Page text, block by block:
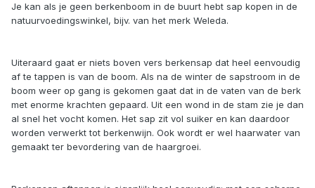
Je kan als je geen berkenboom in de buurt hebt sap kopen in de
natuurvoedingswinkel, bijv. van het merk Weleda.
Uiteraard gaat er niets boven vers berkensap dat heel eenvoudig
af te tappen is van de boom. Als na de winter de sapstroom in de
boom weer op gang is gekomen gaat dat in de vaten van de berk
met enorme krachten gepaard. Uit een wond in de stam zie je dan
al snel het vocht komen. Het sap zit vol suiker en kan daardoor
worden verwerkt tot berkenwijn. Ook wordt er wel haarwater van
gemaakt ter bevordering van de haargroei.